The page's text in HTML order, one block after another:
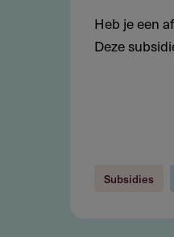
50.000
voor
Heb je een
Deze
Subsidies